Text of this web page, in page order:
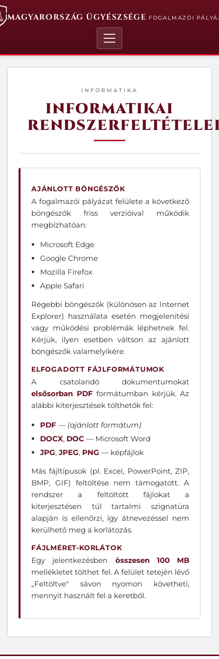
MAGYARORSZÁG ÜGYÉSZSÉGE FOGALMAZÓI
INFORMATIKA
INFORMATIKAI
AJÁNLOTT BÖNGÉSZŐK
A fogalmazói pályázat felülete a következő
böngészők friss verzióival működik
megbízhatóan:
Microsoft Edge
Google Chrome
Mozilla Firefox
Apple Safari
Régebbi böngészők (különösen az Internet
Explorer) használata esetén megjelenítési
vagy működési problémák léphetnek fel.
Kérjük, ilyen esetben váltson az ajánlott
böngészők valamelyikére.
ELFOGADOTT FÁJLFORMÁTUMOK
A csatolandó dokumentumokat
elsősorban PDFformátumban kérjük. Az
alábbi kiterjesztések tölthetők fel:
PDF — (ajánlott formátum)
DOCX, DOC — Microsoft Word
JPG, JPEG, PNG — képfájlok
Más fájltípusok (pl. Excel, PowerPoint, ZIP,
BMP, GIF) feltöltése nem támogatott. A
rendszer a feltöltött fájlokat a
kiterjesztésen túl tartalmi szignatúra
alapján is ellenőrzi, így átnevezéssel nem
kerülhető meg a korlátozás.
FÁJLMÉRET-KORLÁTOK
Egy jelentkezésben összesen 100 MB
mellékletet tölthet fel. A felület tetején lévő
„Feltöltve" sávon nyomon követheti,
mennyit használt fel a keretből.